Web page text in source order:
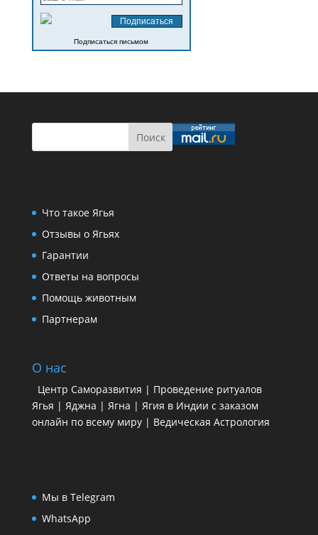
Подписаться письмом
Что такое Ягья
Отзывы о Ягьях
Гарантии
Ответы на вопросы
Помощь животным
Партнерам
О нас
Центр Саморазвития | Проведение ритуалов
Ягья | Яджна | Ягна | Ягия в Индии с заказом
онлайн по всему миру | Ведическая Астрология
Мы в Telegram
WhatsApp